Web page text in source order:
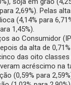
2,69%). Pelas
(4,14% para
1,45%).
ao Consumidor
da alta de
das oito
acréscimo na
(0,59% para